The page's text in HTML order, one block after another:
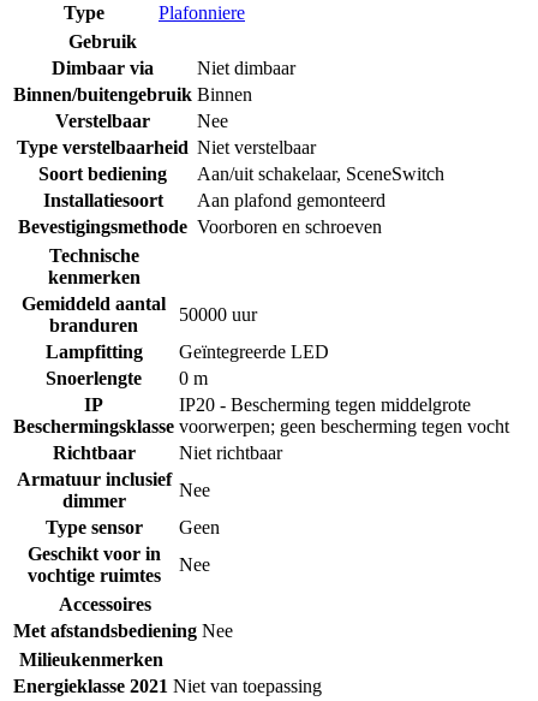
Type
Plafonniere
Gebruik
Dimbaar via
Niet dimbaar
Binnen/buitengebruik Binnen
Verstelbaar
Nee
Type verstelbaarheid Niet verstelbaar
Soort bediening
Aan/uit schakelaar, SceneSwitch
Installatiesoort
Aan plafond gemonteerd
Bevestigingsmethode Voorboren en schroeven
Technische
kenmerken
Gemiddeld aantal
branduren
50000 uur
Lampfitting
Geïntegreerde LED
Snoerlengte
0 m
IP
Beschermingsklasse
IP20 - Bescherming tegen middelgrote
voorwerpen; geen bescherming tegen vocht
Richtbaar
Niet richtbaar
Armatuur inclusief
dimmer
Nee
Type sensor
Geen
Geschikt voor in
vochtige ruimtes
Nee
Accessoires
Met afstandsbediening Nee
Milieukenmerken
Energieklasse 2021 Niet van toepassing